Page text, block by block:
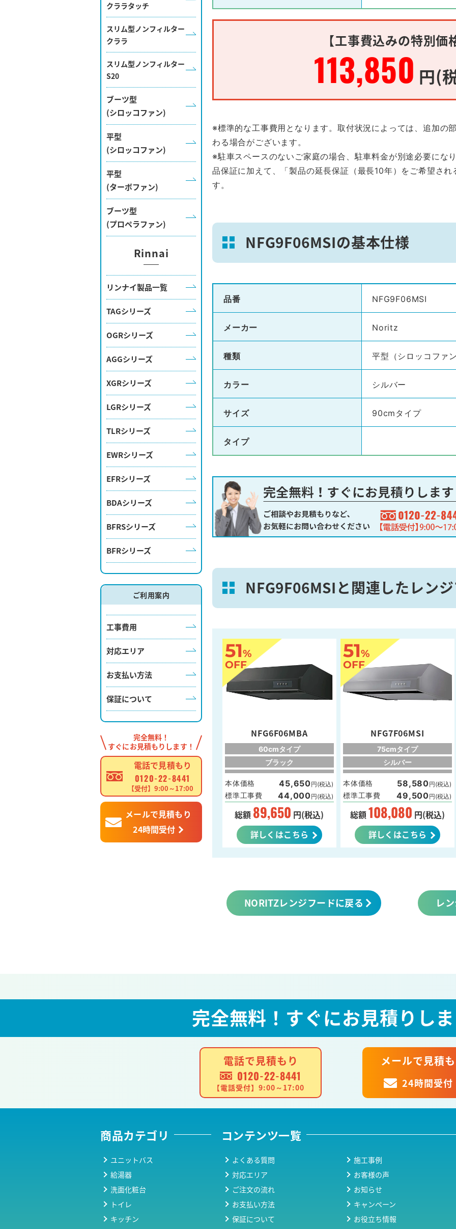
クララタッチ
スリム型ノンフィルター
クララ
スリム型ノンフィルター
S20
ブーツ型
(シロッコファン)
平型
(シロッコファン)
平型
(ターボファン)
ブーツ型
(プロペラファン)
Rinnai
リンナイ製品一覧
TAGシリーズ
OGRシリーズ
AGGシリーズ
XGRシリーズ
LGRシリーズ
TLRシリーズ
EWRシリーズ
EFRシリーズ
BDAシリーズ
BFRSシリーズ
BFRシリーズ
ご利用案内
工事費用
対応エリア
お支払い方法
保証について
完全無料！
すぐにお見積もりします！
電話で見積もり
0120-22-8441
【受付】9:00～17:00
メールで見積もり
24時間受付
【工事費込みの特別価
113,850 円(
※標準的な工事費用となります。取付状況によっては、追加の
わる場合がございます。
※駐車スペースのないご家庭の場合、駐車料金が別途必要にな
品保証に加えて、「製品の延長保証（最長10年）をご希望さ
す。
NFG9F06MSIの基本仕様
品番 NFG9F06MSI
メーカー Noritz
種類 平型（シロッコファ
カラー シルバー
サイズ 90cmタイプ
タイプ
NFG9F06MSIと関連したレン
51%
OFF
NFG6F06MBA
60cmタイプ
ブラック
本体価格 45,650円(税込)
標準工事費 44,000円(税込)
総額 89,650 円(税込)
詳しくはこちら
51%
OFF
NFG7F06MSI
75cmタイプ
シルバー
本体価格 58,580円(税込)
標準工事費 49,500円(税込)
総額108,080 円(税込)
詳しくはこちら
NORITZレンジフードに戻る レ
完全無料！ すぐにお見積りし
電話で見積もり
0120-22-8441
【電話受付】9:00～17:00
メールで見積
24時間受付
商品カテゴリ コンテンツ一覧
ユニットバス
給湯器
洗面化粧台
トイレ
キッチン
よくある質問
対応エリア
ご注文の流れ
お支払い方法
保証について
施工事例
お客様の声
お知らせ
キャンペーン
お役立ち情報